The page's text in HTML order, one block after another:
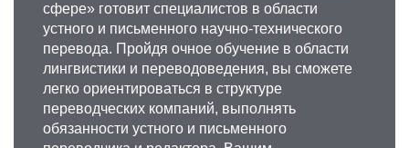
сфере» готовит специалистов в области
устного и письменного научно-технического
перевода. Пройдя очное обучение в области
лингвистики и переводоведения, вы сможете
легко ориентироваться в структуре
переводческих компаний, выполнять
обязанности устного и письменного